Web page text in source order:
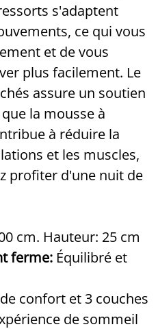
s'adaptent
ce qui vous
et de vous
plus facilement. Le
assure un soutien
la mousse à
à réduire la
et les muscles,
profiter d'une nuit de
cm. Hauteur: 25 cm
ferme: Équilibré et
confort et 3 couches
de sommeil